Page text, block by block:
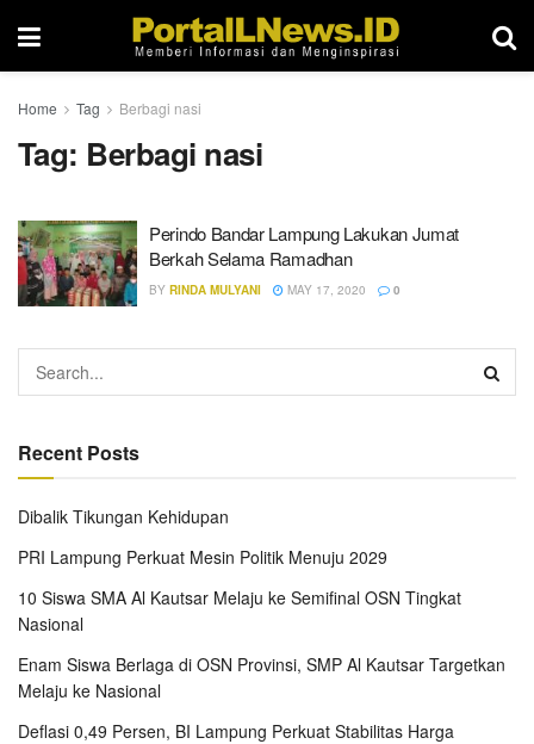
Home Tag Berbagi nasi
Tag: Berbagi nasi
Perindo Bandar Lampung Lakukan Jumat
Berkah Selama Ramadhan
BY RINDA MULYANI MAY 17, 2020 0
Recent Posts
Dibalik Tikungan Kehidupan
PRI Lampung Perkuat Mesin Politik Menuju 2029
10 Siswa SMA Al Kautsar Melaju ke Semifinal OSN Tingkat
Nasional
Enam Siswa Berlaga di OSN Provinsi, SMP Al Kautsar Targetkan
Melaju ke Nasional
Deflasi 0,49 Persen, BI Lampung Perkuat Stabilitas Harga